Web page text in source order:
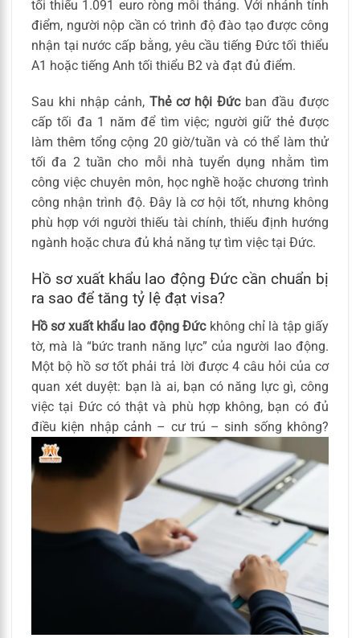
tối thiểu 1.091 euro ròng mỗi tháng. Với nhánh tính
điểm, người nộp cần có trình độ đào tạo được công
nhận tại nước cấp bằng, yêu cầu tiếng Đức tối thiểu
A1 hoặc tiếng Anh tối thiểu B2 và đạt đủ điểm.
Sau khi nhập cảnh, Thẻ cơ hội Đứcban đầu được
cấp tối đa 1 năm để tìm việc; người giữ thẻ được
làm thêm tổng cộng 20 giờ/tuần và có thể làm thử
tối đa 2 tuần cho mỗi nhà tuyển dụng nhằm tìm
công việc chuyên môn, học nghề hoặc chương trình
công nhận trình độ. Đây là cơ hội tốt, nhưng không
phù hợp với người thiếu tài chính, thiếu định hướng
ngành hoặc chưa đủ khả năng tự tìm việc tại Đức.
Hồ sơ xuất khẩu lao động Đức cần chuẩn bị
ra sao để tăng tỷ lệ đạt visa?
Hồ sơ xuất khẩu lao động Đứckhông chỉ là tập giấy
tờ, mà là “bức tranh năng lực” của người lao động.
Một bộ hồ sơ tốt phải trả lời được 4 câu hỏi của cơ
quan xét duyệt: bạn là ai, bạn có năng lực gì, công
việc tại Đức có thật và phù hợp không, bạn có đủ
điều kiện nhập cảnh – cư trú – sinh sống không?